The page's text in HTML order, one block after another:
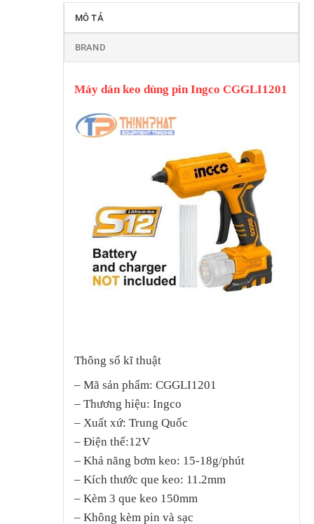
MÔ TẢ
BRAND
Máy dán keo dùng pin Ingco CGGLI1201
Thông số kĩ thuật
– Mã sản phẩm: CGGLI1201
– Thương hiệu: Ingco
– Xuất xứ: Trung Quốc
– Điện thế:12V
– Khả năng bơm keo: 15-18g/phút
– Kích thước que keo: 11.2mm
– Kèm 3 que keo 150mm
– Không kèm pin và sạc